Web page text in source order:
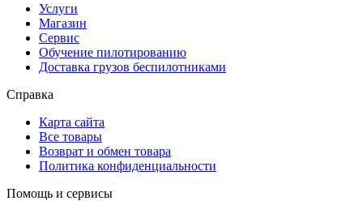
Услуги
Магазин
Сервис
Обучение пилотированию
Доставка грузов беспилотниками
Справка
Карта сайта
Все товары
Возврат и обмен товара
Политика конфиденциальности
Помощь и сервисы